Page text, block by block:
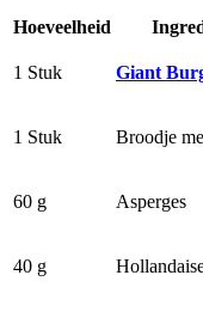
Hoeveelheid
1 Stuk Giant
1 Stuk Broodje
60 g Asperges
40 g